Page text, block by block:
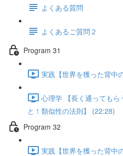
よくある質問
よくあるご質問２
Program 31
実践【世界を獲った背中
心理学 【長く通っても
と！類似性の法則】 (22:28)
Program 32
実践【世界を獲った背中